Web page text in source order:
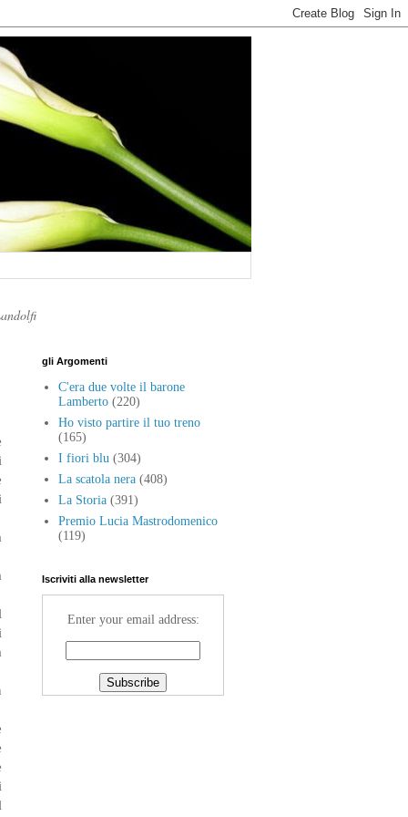
gli Argomenti
C'era due volte il barone
Lamberto (220)
Ho visto partire il tuo treno
(165)
I fiori blu (304)
La scatola nera (408)
La Storia (391)
Premio Lucia Mastrodomenico
(119)
Iscriviti alla newsletter
Enter your email address: